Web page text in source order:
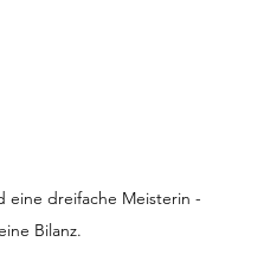
eine dreifache Meisterin -
Bilanz.